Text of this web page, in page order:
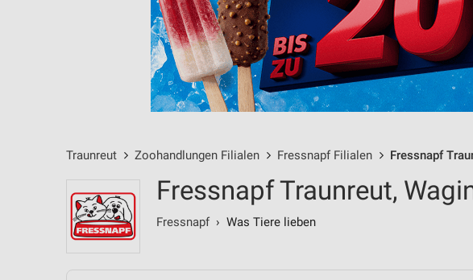
Traunreut Zoohandlungen Filialen Fressnapf Filialen Fressnapf
Fressnapf Traunreut,
Fressnapf› Was Tiere lieben